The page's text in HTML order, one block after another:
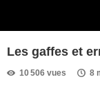
Les gaffes et
10 506 vues 8